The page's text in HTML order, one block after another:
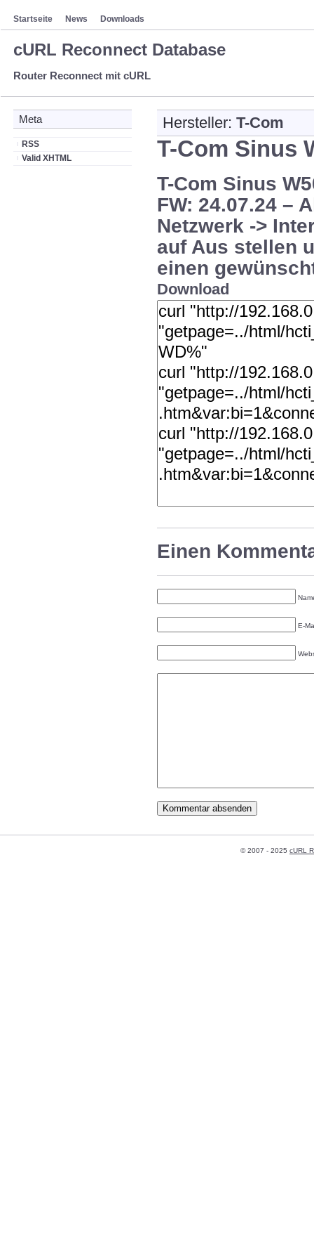
Startseite News Downloads
cURL Reconnect Database
Router Reconnect mit cURL
Meta
RSS
Valid XHTML
Hersteller: T-Com
T-Com Sinus
T-Com Sinus
FW: 24.07.24 –
Netzwerk ->
auf Aus stellen
einen
Download
Einen
E-
© 2007 - 2025 cURL